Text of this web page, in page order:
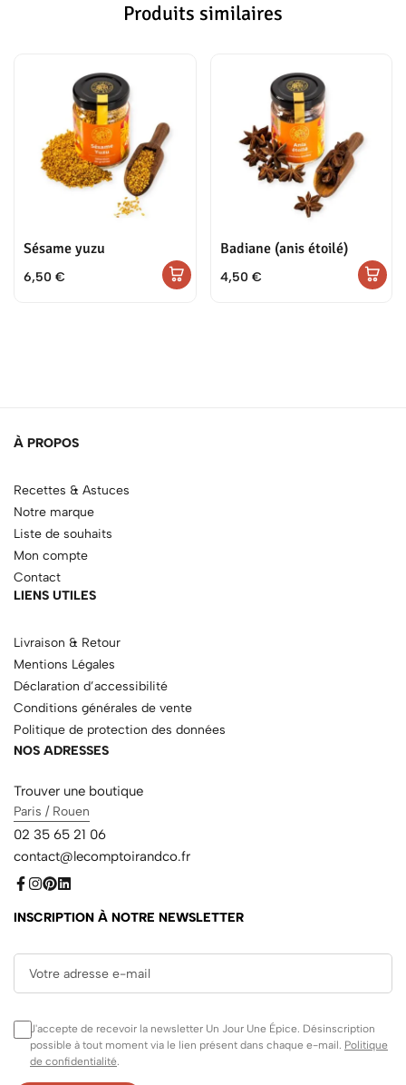
Produits similaires
Sésame yuzu
6,50 €
Badiane (anis étoilé)
4,50 €
À PROPOS
Recettes & Astuces
Notre marque
Liste de souhaits
Mon compte
Contact
LIENS UTILES
Livraison & Retour
Mentions Légales
Déclaration d’accessibilité
Conditions générales de vente
Politique de protection des données
NOS ADRESSES
Trouver une boutique
Paris / Rouen
02 35 65 21 06
contact@lecomptoirandco.fr
INSCRIPTION À NOTRE NEWSLETTER
J'accepte de recevoir la newsletter Un Jour Une Épice. Désinscription
possible à tout moment via le lien présent dans chaque e-mail. Politique
de confidentialité.